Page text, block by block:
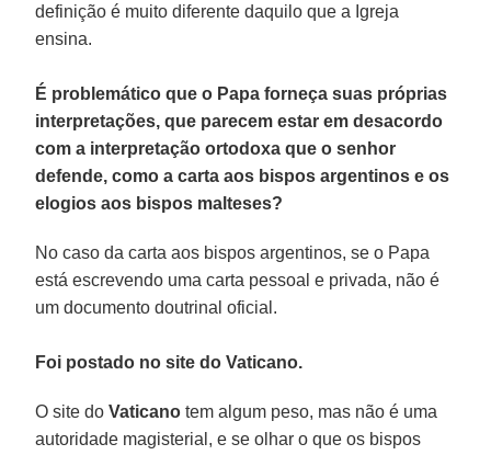
definição é muito diferente daquilo que a Igreja
ensina.
É problemático que o Papa forneça suas próprias
interpretações, que parecem estar em desacordo
com a interpretação ortodoxa que o senhor
defende, como a carta aos bispos argentinos e os
elogios aos bispos malteses?
No caso da carta aos bispos argentinos, se o Papa
está escrevendo uma carta pessoal e privada, não é
um documento doutrinal oficial.
Foi postado no site do Vaticano.
O site doVaticano tem algum peso, mas não é uma
autoridade magisterial, e se olhar o que os bispos